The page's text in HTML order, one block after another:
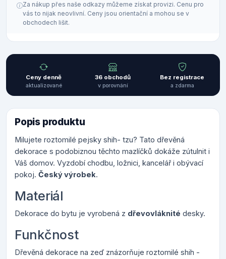
Za nákup přes naše odkazy můžeme získat provizi. Cenu pro
vás to nijak neovlivní. Ceny jsou orientační a mohou se v
obchodech lišit.
Ceny denně
aktualizované
36 obchodů
v porovnání
Bez registrace
a zdarma
Popis produktu
Milujete roztomilé pejsky shih- tzu? Tato dřevěná
dekorace s podobiznou těchto mazlíčků dokáže zútulnit i
Váš domov. Vyzdobí chodbu, ložnici, kancelář i obývací
pokoj. Český výrobek.
Materiál
Dekorace do bytu je vyrobená z dřevovláknité desky.
Funkčnost
Dřevěná dekorace na zeď znázorňuje roztomilé shih -